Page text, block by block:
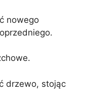
nowego
drzewo, stojąc